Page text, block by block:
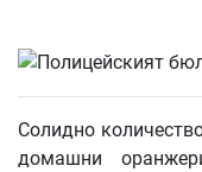
Солидно
домашни